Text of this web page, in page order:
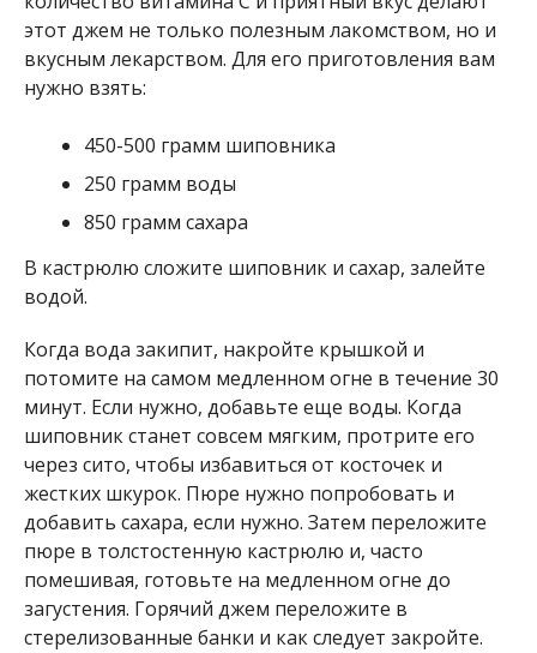
этот джем не только полезным лакомством, но и
вкусным лекарством. Для его приготовления вам
нужно взять:
450-500 грамм шиповника
250 грамм воды
850 грамм сахара
В кастрюлю сложите шиповник и сахар, залейте
водой.
Когда вода закипит, накройте крышкой и
потомите на самом медленном огне в течение 30
минут. Если нужно, добавьте еще воды. Когда
шиповник станет совсем мягким, протрите его
через сито, чтобы избавиться от косточек и
жестких шкурок. Пюре нужно попробовать и
добавить сахара, если нужно. Затем переложите
пюре в толстостенную кастрюлю и, часто
помешивая, готовьте на медленном огне до
загустения. Горячий джем переложите в
стерелизованные банки и как следует закройте.